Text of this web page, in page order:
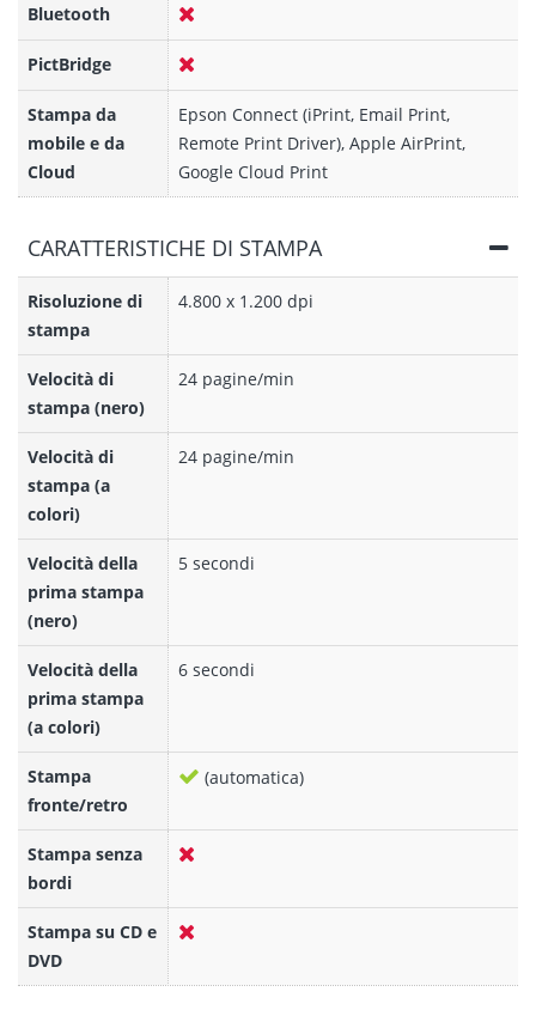
Bluetooth
PictBridge
Stampa da
mobile e da
Cloud
Epson Connect (iPrint, Email Print,
Remote Print Driver), Apple AirPrint,
Google Cloud Print
CARATTERISTICHE DI STAMPA
Risoluzione di
stampa
4.800 x 1.200 dpi
Velocità di
stampa (nero)
24 pagine/min
Velocità di
stampa (a
colori)
24 pagine/min
Velocità della
prima stampa
(nero)
5 secondi
Velocità della
prima stampa
(a colori)
6 secondi
Stampa
fronte/retro
(automatica)
Stampa senza
bordi
Stampa su CD e
DVD